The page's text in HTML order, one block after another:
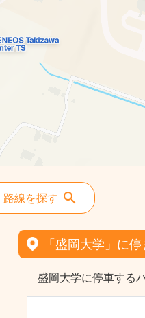
線・松園・盛岡大学
通（株）
線を探す
「盛岡大学」に
盛岡大学に停車する